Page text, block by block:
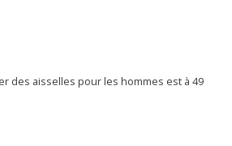
des aisselles pour les hommes est à 49